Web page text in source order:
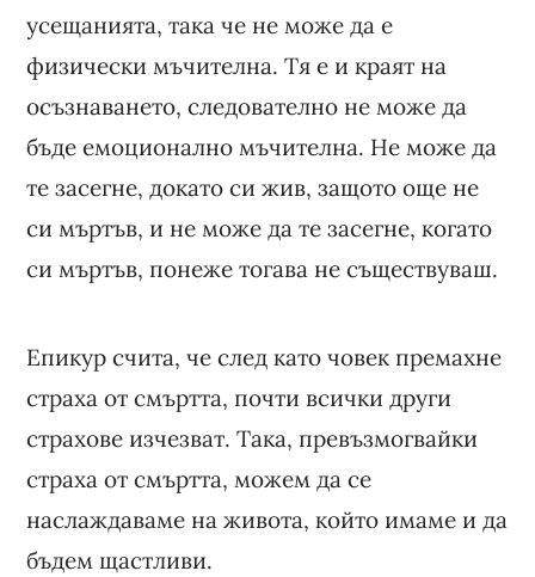
усещанията, така че не може да е
физически мъчителна. Тя е и краят на
осъзнаването, следователно не може да
бъде емоционално мъчителна. Не може да
те засегне, докато си жив, защото още не
си мъртъв, и не може да те засегне, когато
си мъртъв, понеже тогава не съществуваш.
Епикур счита, че след като човек премахне
страха от смъртта, почти всички други
страхове изчезват. Така, превъзмогвайки
страха от смъртта, можем да се
наслаждаваме на живота, който имаме и да
бъдем щастливи.